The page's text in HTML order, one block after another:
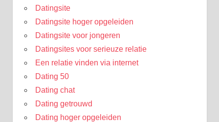
Datingsite
Datingsite hoger opgeleiden
Datingsite voor jongeren
Datingsites voor serieuze relatie
Een relatie vinden via internet
Dating 50
Dating chat
Dating getrouwd
Dating hoger opgeleiden